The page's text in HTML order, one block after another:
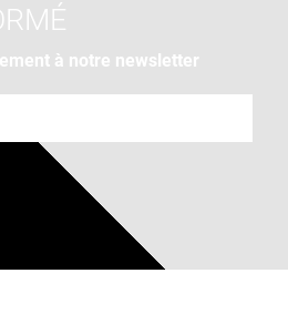
à notre newsletter